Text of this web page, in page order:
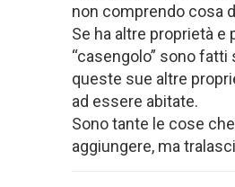
non comprendo cosa
Se ha altre proprietà e
“casengolo” sono
queste sue altre
ad essere abitate.
Sono tante le cose
aggiungere, ma